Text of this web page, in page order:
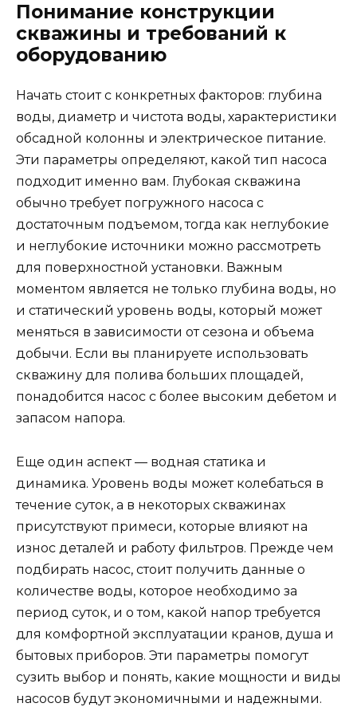
Понимание конструкции
скважины и требований к
оборудованию
Начать стоит с конкретных факторов: глубина
воды, диаметр и чистота воды, характеристики
обсадной колонны и электрическое питание.
Эти параметры определяют, какой тип насоса
подходит именно вам. Глубокая скважина
обычно требует погружного насоса с
достаточным подъемом, тогда как неглубокие
и неглубокие источники можно рассмотреть
для поверхностной установки. Важным
моментом является не только глубина воды, но
и статический уровень воды, который может
меняться в зависимости от сезона и объема
добычи. Если вы планируете использовать
скважину для полива больших площадей,
понадобится насос с более высоким дебетом и
запасом напора.
Еще один аспект — водная статика и
динамика. Уровень воды может колебаться в
течение суток, а в некоторых скважинах
присутствуют примеси, которые влияют на
износ деталей и работу фильтров. Прежде чем
подбирать насос, стоит получить данные о
количестве воды, которое необходимо за
период суток, и о том, какой напор требуется
для комфортной эксплуатации кранов, душа и
бытовых приборов. Эти параметры помогут
сузить выбор и понять, какие мощности и виды
насосов будут экономичными и надежными.